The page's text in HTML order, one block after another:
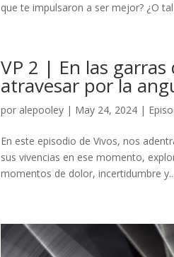
que te impulsaron a ser mejor? ¿O tal
VP 2 | En las garras
atravesar por la
por alepooley | May 24, 2024 |
En este episodio de Vivos, nos
sus vivencias en ese momento,
momentos de dolor, incertidumbre y...